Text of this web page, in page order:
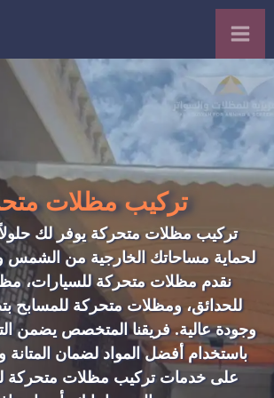
تركيب مظلات
تركيب مظلات متحركة يوفر لك
لحماية مساحاتك الخارجية من الشمس
نقدم مظلات متحركة للسيارات،
للحدائق، ومظلات متحركة للمسابح
وجودة عالية. فريقنا المتخصص يضمن
باستخدام أفضل المواد لضمان
علىخدمات تركيب مظلات متحركة